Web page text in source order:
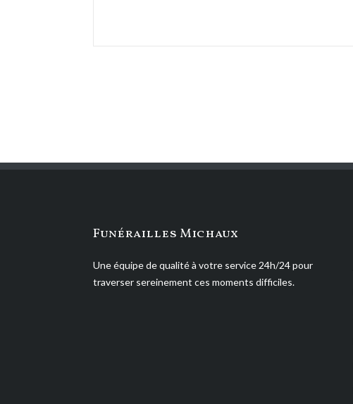
Funérailles Michaux
Une équipe de qualité à votre service 24h/24 pour
traverser sereinement ces moments difficiles.